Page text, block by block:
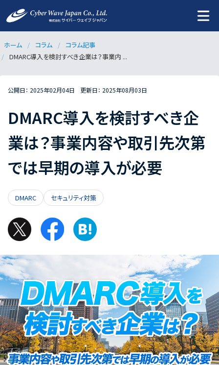
ホーム コラム
コラム記事
DMARC導入を検討すべき企業は？事業内 ...
公開日： 2025年02月04日 更新日： 2025年08月03日
DMARC導入を検討すべき企
業は？事業内容や取引先次第
では早期の導入が必要
DMARC セキュリティ対策